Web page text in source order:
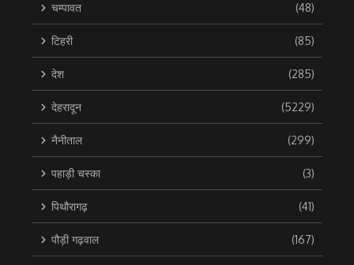
चम्पावत (48)
टिहरी (85)
देश (285)
देहरादून (5229)
नैनीताल (299)
पहाड़ी चस्का (3)
पिथौरागढ़ (41)
पौड़ी गढ़वाल (167)